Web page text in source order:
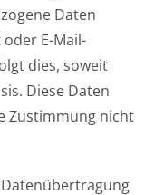
Daten
E-Mail-
dies, soweit
Diese Daten
Zustimmung nicht